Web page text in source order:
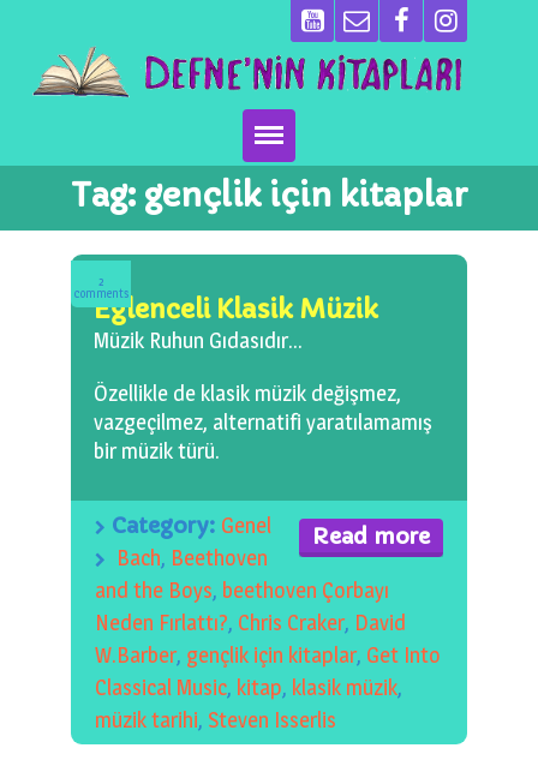
Ana Sayfa
Kitaplarımız
Ben Kimim?
Neler Yapıyoruz?
0 km.Bızdıklar Yazılarım
Filmlerimiz
Hadi Bize Yazın
Tag: gençlik için kitaplar
2
comments
Eğlenceli Klasik Müzik
Müzik Ruhun Gıdasıdır…
Özellikle de klasik müzik değişmez,
vazgeçilmez, alternatifi yaratılamamış
bir müzik türü.
Read more
Category: Genel
Bach, Beethoven
and the Boys, beethoven Çorbayı
Neden Fırlattı?, Chris Craker, David
W.Barber, gençlik için kitaplar, Get Into
Classical Music, kitap, klasik müzik,
müzik tarihi, Steven Isserlis